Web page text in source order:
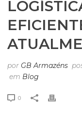
por GB Armazéns
em Blog
0